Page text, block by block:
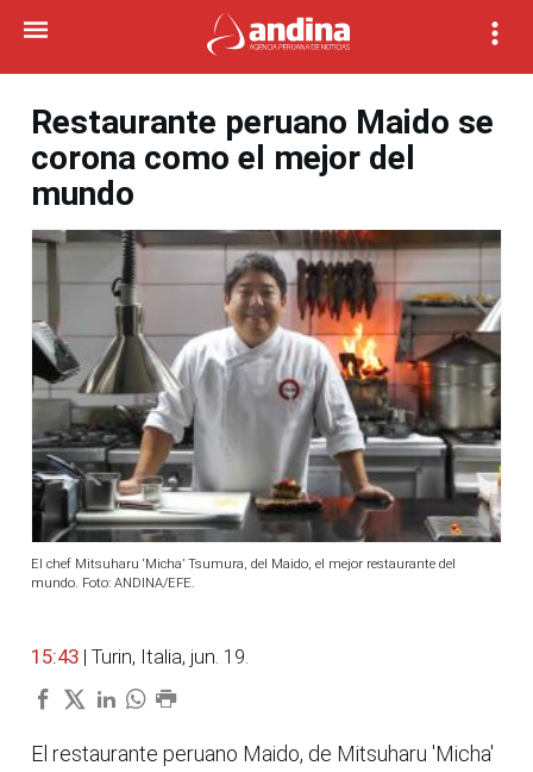
Restaurante peruano Maido se
corona como el mejor del
mundo
El chef Mitsuharu ‘Micha’ Tsumura, del Maido, el mejor restaurante del
mundo. Foto: ANDINA/EFE.
15:43 | Turin, Italia, jun. 19.
El restaurante peruano Maido, de Mitsuharu 'Micha'